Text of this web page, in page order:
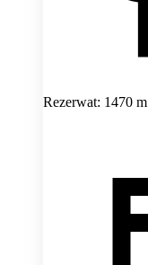
Rezerwat: 1470 m